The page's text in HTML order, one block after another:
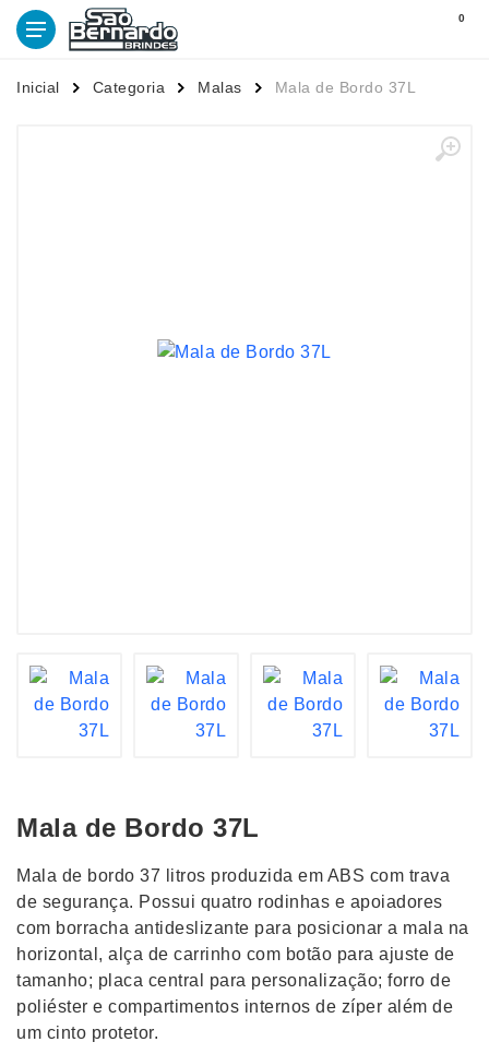
0
Inicial Categoria Malas Mala de Bordo 37L
Mala de Bordo 37L
Mala de bordo 37 litros produzida em ABS com trava
de segurança. Possui quatro rodinhas e apoiadores
com borracha antideslizante para posicionar a mala na
horizontal, alça de carrinho com botão para ajuste de
tamanho; placa central para personalização; forro de
poliéster e compartimentos internos de zíper além de
um cinto protetor.